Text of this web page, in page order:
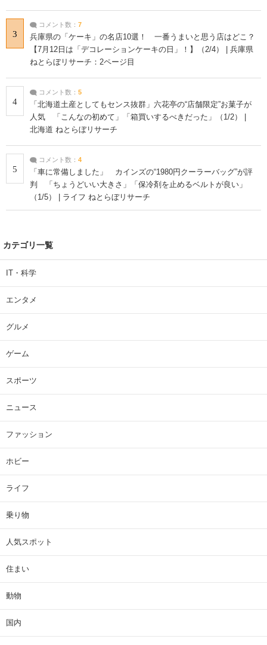
3
コメント数： 7
兵庫県の「ケーキ」の名店10選！ 一番うまいと思う店はどこ？
【7月12日は「デコレーションケーキの日」！】（2/4） | 兵庫県
ねとらぼリサーチ：2ページ目
4
コメント数： 5
「北海道土産としてもセンス抜群」六花亭の“店舗限定”お菓子が
人気 「こんなの初めて」「箱買いするべきだった」（1/2） |
北海道 ねとらぼリサーチ
5
コメント数： 4
「車に常備しました」 カインズの“1980円クーラーバッグ”が評
判 「ちょうどいい大きさ」「保冷剤を止めるベルトが良い」
（1/5） | ライフ ねとらぼリサーチ
カテゴリ一覧
IT・科学
エンタメ
グルメ
ゲーム
スポーツ
ニュース
ファッション
ホビー
ライフ
乗り物
人気スポット
住まい
動物
国内